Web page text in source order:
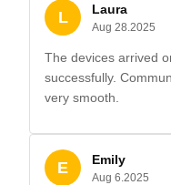
L Laura
Aug 28.2025
The devices arrived
successfully.
very smooth.
E Emily
Aug 6.2025